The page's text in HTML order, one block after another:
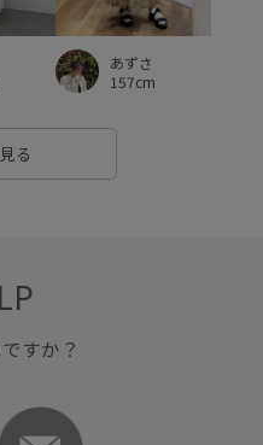
ト ニット素材
ビジュー フェミニン
ランドロゴ
ポリエステル
着心地
あずさ
157cm
る
すか？